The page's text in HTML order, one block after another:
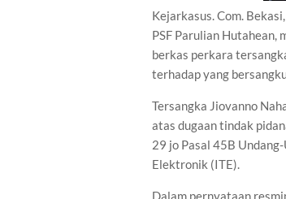
Kejarkasus. Com.
PSF Parulian Hutahean,
berkas perkara
terhadap yang
Tersangka Jiovanno
atas dugaan tindak
29 jo Pasal 45B
Elektronik (ITE).
Dalam pernyataan